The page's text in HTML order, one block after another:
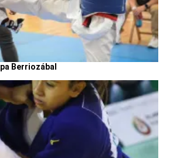
Berriozábal